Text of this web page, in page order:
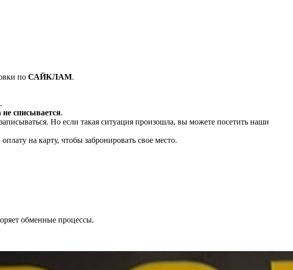
по САЙКЛАМ.
.
не списывается.
Но если такая ситуация произошла, вы можете посетить наши
на карту, чтобы забронировать свое место.
обменные процессы.